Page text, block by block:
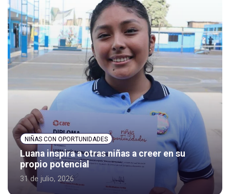
NIÑAS CON OPORTUNIDADES
Luana inspira a otras niñas a creer en su
propio potencial
31 de julio, 2026